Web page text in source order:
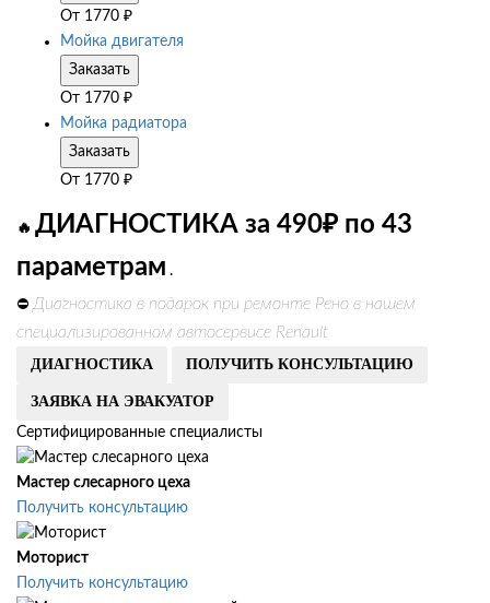
От 1770 ₽
Мойка двигателя
Заказать
От 1770 ₽
Мойка радиатора
Заказать
От 1770 ₽
🔥 ДИАГНОСТИКА за 490₽ по 43
параметрам .
⛔ Диагностика в подарок при ремонте Рено в нашем
специализированном автосервисе Renault
ДИАГНОСТИКА ПОЛУЧИТЬ КОНСУЛЬТАЦИЮ
ЗАЯВКА НА ЭВАКУАТОР
Сертифицированные специалисты
Мастер слесарного цеха
Получить консультацию
Моторист
Получить консультацию